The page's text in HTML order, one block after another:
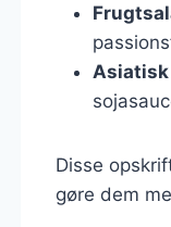
Disse
gøre dem